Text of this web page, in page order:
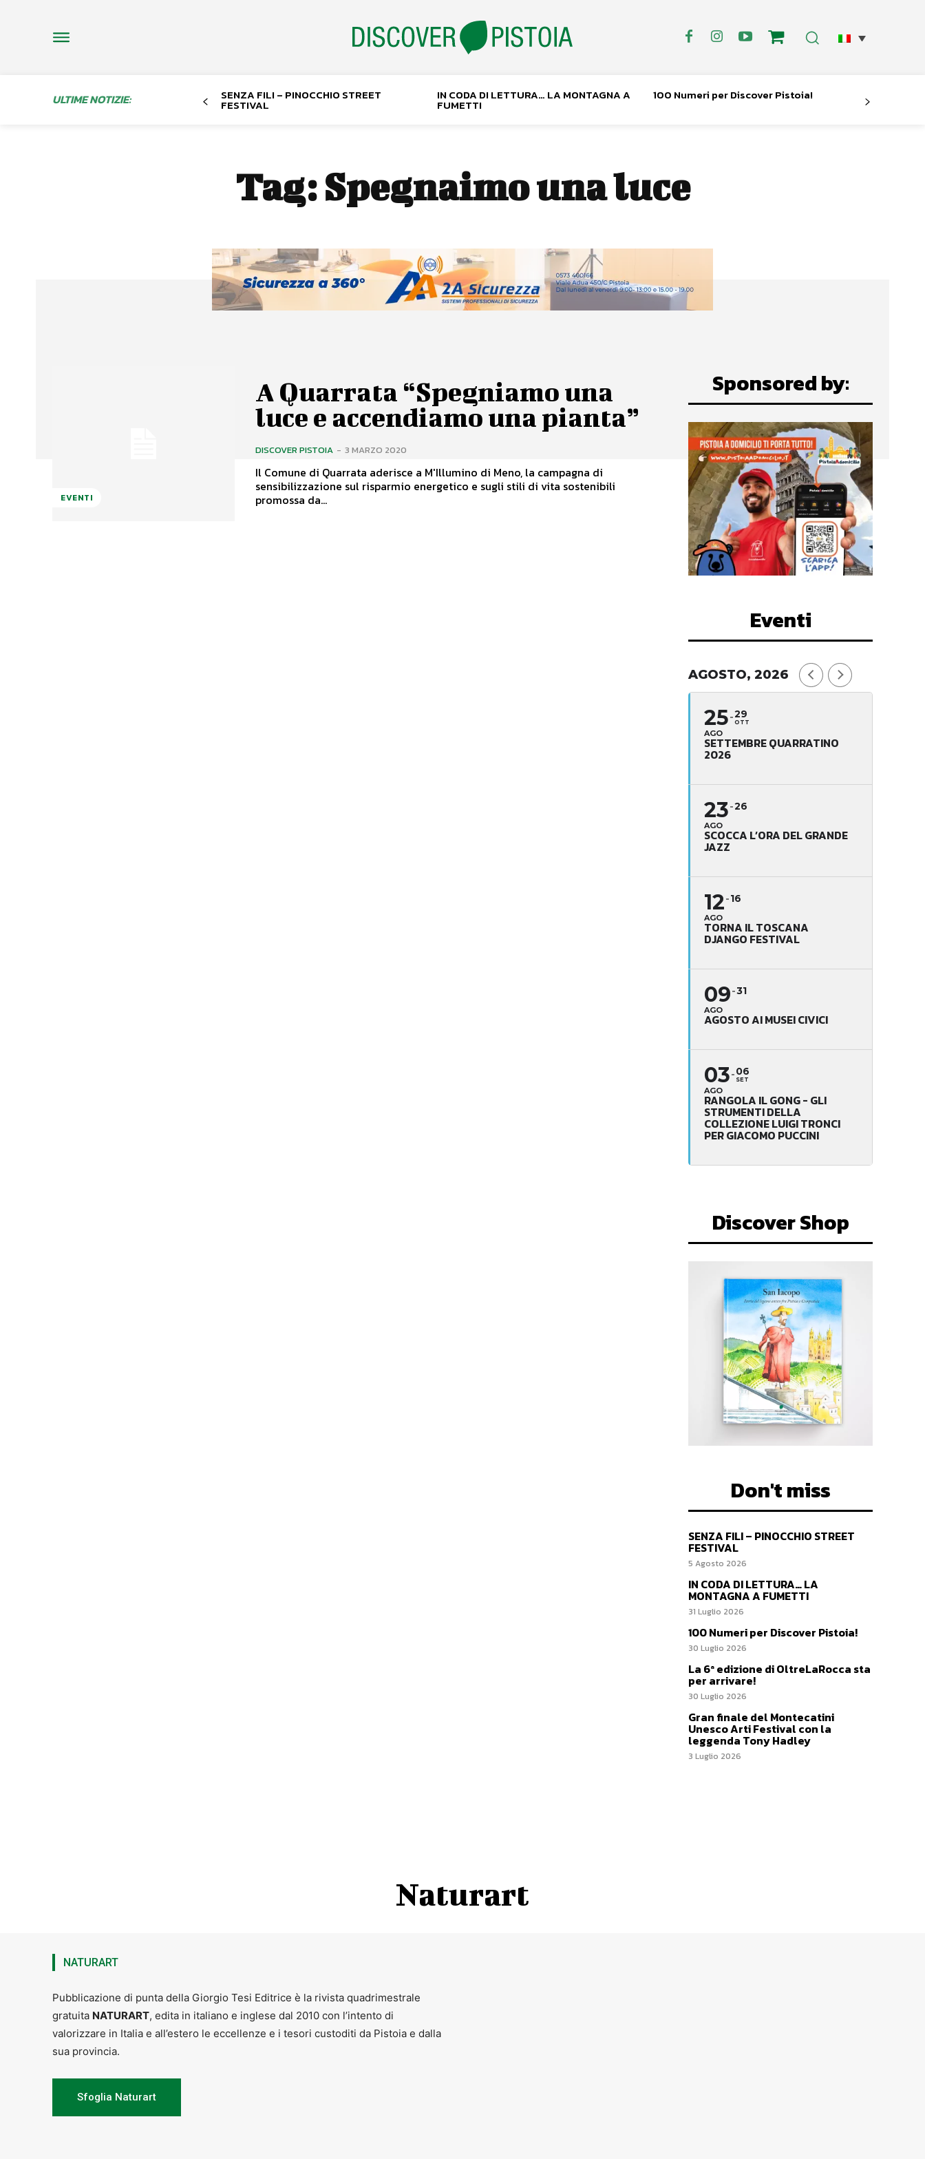
ULTIME NOTIZIE: SENZA FILI – PINOCCHIO STREET
FESTIVAL
IN CODA DI LETTURA… LA MONTAGNA A
FUMETTI
100 Numeri per Discover Pistoia!
Tag:Spegnaimo una luce
EVENTI
A Quarrata “Spegniamo una
luce e accendiamo una pianta”
DISCOVER PISTOIA - 3 MARZO 2020
Il Comune di Quarrata aderisce a M'Illumino di Meno, la campagna di
sensibilizzazione sul risparmio energetico e sugli stili di vita sostenibili
promossa da...
Sponsored by:
Eventi
AGOSTO, 2026
25
AGO
29
OTT
SETTEMBRE QUARRATINO
2026
23
AGO
26
SCOCCA L’ORA DEL GRANDE
JAZZ
12
AGO
16
TORNA IL TOSCANA
DJANGO FESTIVAL
09
AGO
31
AGOSTO AI MUSEI CIVICI
03
AGO
06
SET
RANGOLA IL GONG - GLI
STRUMENTI DELLA
COLLEZIONE LUIGI TRONCI
PER GIACOMO PUCCINI
Discover Shop
Don't miss
SENZA FILI – PINOCCHIO STREET
FESTIVAL
5 Agosto 2026
IN CODA DI LETTURA… LA
MONTAGNA A FUMETTI
31 Luglio 2026
100 Numeri per Discover Pistoia!
30 Luglio 2026
La 6ª edizione di OltreLaRocca sta
per arrivare!
30 Luglio 2026
Gran finale del Montecatini
Unesco Arti Festival con la
leggenda Tony Hadley
3 Luglio 2026
Naturart
NATURART
Pubblicazione di punta della Giorgio Tesi Editrice è la rivista quadrimestrale
gratuita NATURART, edita in italiano e inglese dal 2010 con l’intento di
valorizzare in Italia e all’estero le eccellenze e i tesori custoditi da Pistoia e dalla
sua provincia.
Sfoglia Naturart